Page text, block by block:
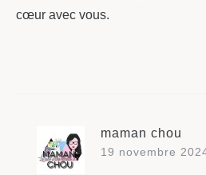
cœur avec vous.
maman chou
19 novembre